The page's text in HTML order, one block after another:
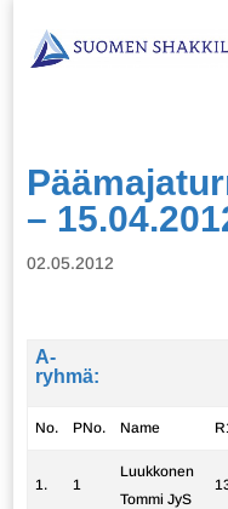
–
02.05.2012
A-
ryhmä:
No. PNo. Name
1. 1
Luukkonen
Tommi JyS